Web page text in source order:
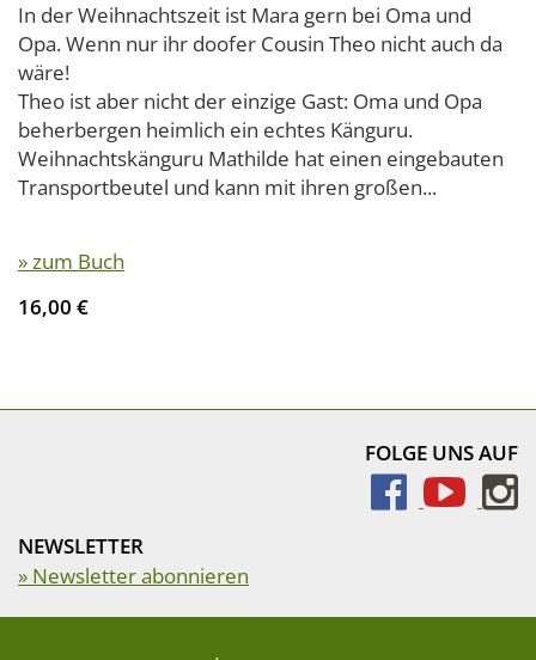
In der Weihnachtszeit ist Mara gern bei Oma und
Opa. Wenn nur ihr doofer Cousin Theo nicht auch da
wäre!
Theo ist aber nicht der einzige Gast: Oma und Opa
beherbergen heimlich ein echtes Känguru.
Weihnachtskänguru Mathilde hat einen eingebauten
Transportbeutel und kann mit ihren großen...
» zum Buch
16,00 €
FOLGE UNS AUF
NEWSLETTER
» Newsletter abonnieren